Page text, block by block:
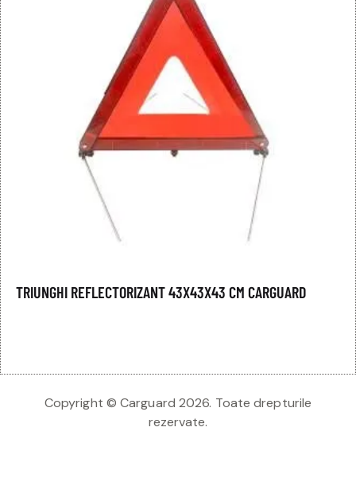
TRIUNGHI REFLECTORIZANT 43X43X43 CM CARGUARD
Copyright © Carguard 2026. Toate drepturile
rezervate.